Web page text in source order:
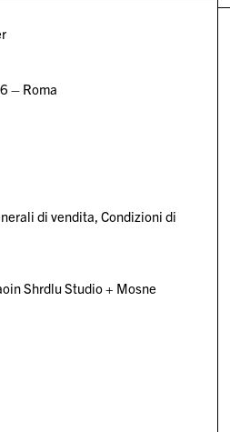
– Roma
di vendita Condizioni di
Shrdlu Studio+ Mosne